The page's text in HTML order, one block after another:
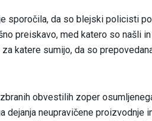
sporočila, da so blejski policisti
preiskavo, med katero so našli
katere sumijo, da so
obvestilih zoper
dejanja neupravičene proizvodnje